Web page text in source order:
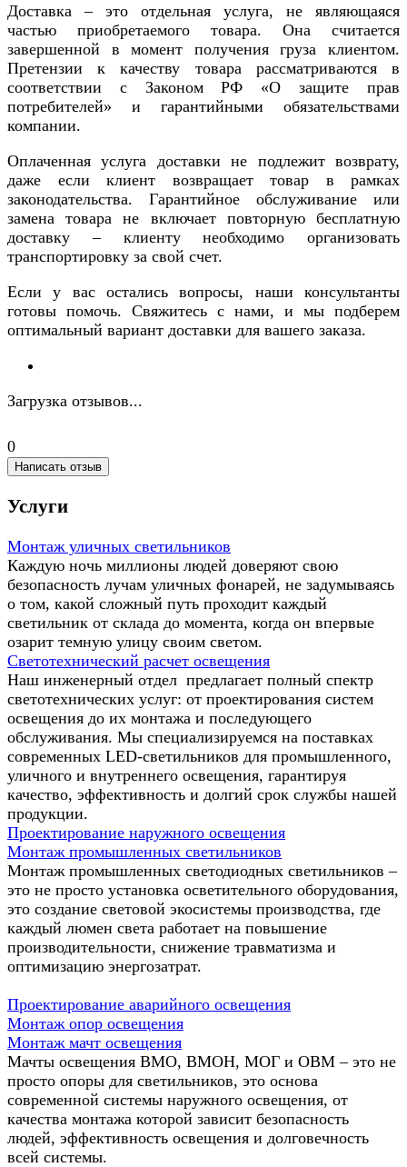
Доставка – это отдельная услуга, не являющаяся
частью приобретаемого товара. Она считается
завершенной в момент получения груза клиентом.
Претензии к качеству товара рассматриваются в
соответствии с Законом РФ «О защите прав
потребителей» и гарантийными обязательствами
компании.
Оплаченная услуга доставки не подлежит возврату,
даже если клиент возвращает товар в рамках
законодательства. Гарантийное обслуживание или
замена товара не включает повторную бесплатную
доставку – клиенту необходимо организовать
транспортировку за свой счет.
Если у вас остались вопросы, наши консультанты
готовы помочь. Свяжитесь с нами, и мы подберем
оптимальный вариант доставки для вашего заказа.
Загрузка отзывов...
0
Написать отзыв
Услуги
Монтаж уличных светильников
Каждую ночь миллионы людей доверяют свою
безопасность лучам уличных фонарей, не задумываясь
о том, какой сложный путь проходит каждый
светильник от склада до момента, когда он впервые
озарит темную улицу своим светом.
Светотехнический расчет освещения
Наш инженерный отдел предлагает полный спектр
светотехнических услуг: от проектирования систем
освещения до их монтажа и последующего
обслуживания. Мы специализируемся на поставках
современных LED-светильников для промышленного,
уличного и внутреннего освещения, гарантируя
качество, эффективность и долгий срок службы нашей
продукции.
Проектирование наружного освещения
Монтаж промышленных светильников
Монтаж промышленных светодиодных светильников –
это не просто установка осветительного оборудования,
это создание световой экосистемы производства, где
каждый люмен света работает на повышение
производительности, снижение травматизма и
оптимизацию энергозатрат.
Проектирование аварийного освещения
Монтаж опор освещения
Монтаж мачт освещения
Мачты освещения ВМО, ВМОН, МОГ и ОВМ – это не
просто опоры для светильников, это основа
современной системы наружного освещения, от
качества монтажа которой зависит безопасность
людей, эффективность освещения и долговечность
всей системы.